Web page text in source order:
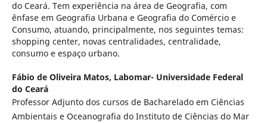
do Ceará. Tem experiência na área de Geografia, com
ênfase em Geografia Urbana e Geografia do Comércio e
Consumo, atuando, principalmente, nos seguintes temas:
shopping center, novas centralidades, centralidade,
consumo e espaço urbano.
Fábio de Oliveira Matos, Labomar- Universidade Federal
do Ceará
Professor Adjunto dos cursos de Bacharelado em Ciências
Ambientais e Oceanografia do Instituto de Ciências do Mar